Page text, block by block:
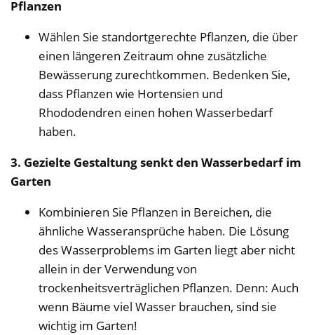
Pflanzen
Wählen Sie standortgerechte Pflanzen, die über
einen längeren Zeitraum ohne zusätzliche
Bewässerung zurechtkommen. Bedenken Sie,
dass Pflanzen wie Hortensien und
Rhododendren einen hohen Wasserbedarf
haben.
3. Gezielte Gestaltung senkt den Wasserbedarf im
Garten
Kombinieren Sie Pflanzen in Bereichen, die
ähnliche Wasseransprüche haben. Die Lösung
des Wasserproblems im Garten liegt aber nicht
allein in der Verwendung von
trockenheitsverträglichen Pflanzen. Denn: Auch
wenn Bäume viel Wasser brauchen, sind sie
wichtig im Garten!